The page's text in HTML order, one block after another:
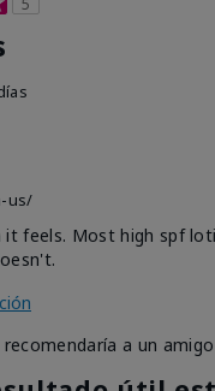
us/
it feels. Most high spf
recomendaría a un amigo